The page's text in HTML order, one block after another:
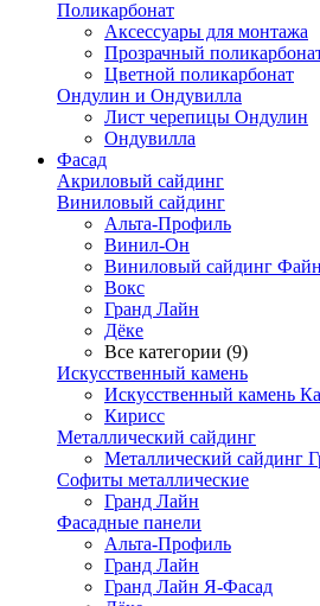
Поликарбонат
Аксессуары для монтажа
Прозрачный
Цветной поликарбонат
Ондулин и Ондувилла
Лист черепицы Ондулин
Ондувилла
Фасад
Акриловый сайдинг
Виниловый сайдинг
Альта-Профиль
Винил-Он
Виниловый сайдинг
Вокс
Гранд Лайн
Дёке
Все категории (9)
Искусственный камень
Искусственный камень
Кирисс
Металлический сайдинг
Металлический сайдинг
Софиты металлические
Гранд Лайн
Фасадные панели
Альта-Профиль
Гранд Лайн
Гранд Лайн Я-Фасад